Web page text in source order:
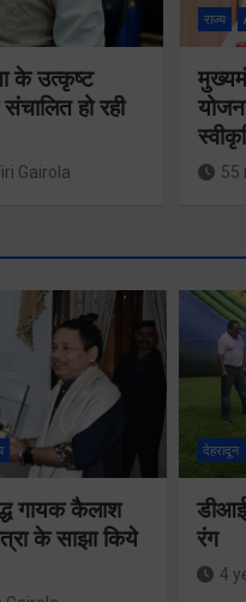
के उत्कृष्ट
हो रही
Gairola
राज्य
55
गायक कैलाश
के साझा किये
देहरादून
रंग
4